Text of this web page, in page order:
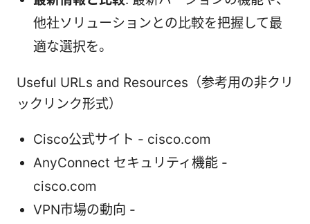
他社ソリューションとの比較を把握して最
適な選択を。
Useful URLs and Resources（参考用の非クリ
ックリンク形式）
Cisco公式サイト - cisco.com
AnyConnect セキュリティ機能 -
cisco.com
VPN市場の動向 -